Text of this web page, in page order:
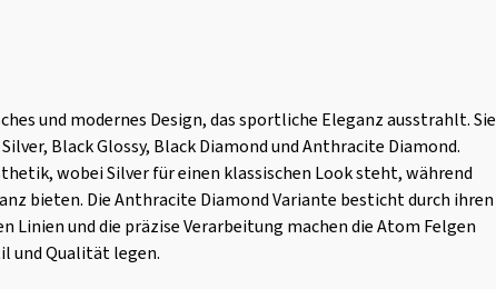
und modernes Design, das sportliche Eleganz ausstrahlt. Sie
Black Glossy, Black Diamond und Anthracite Diamond.
wobei Silver für einen klassischen Look steht, während
bieten. Die Anthracite Diamond Variante besticht durch ihren
und die präzise Verarbeitung machen die Atom Felgen
und Qualität legen.